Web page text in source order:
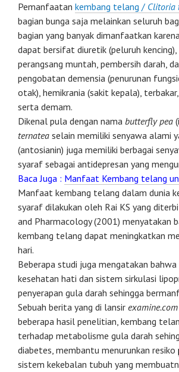
Pemanfaatan kembang telang / Clitoria
bagian bunga saja melainkan seluruh
bagian yang banyak dimanfaatkan
dapat bersifat diuretik (peluruh
perangsang muntah, pembersih darah,
pengobatan demensia (penurunan
otak), hemikrania (sakit kepala), terbakar,
serta demam.
Dikenal pula dengan nama butterfly pea
ternatea selain memiliki senyawa alami
(antosianin) juga memiliki berbagai
syaraf sebagai antidepresan yang
Baca Juga : Manfaat Kembang telang
Manfaat kembang telang dalam dunia
syaraf dilakukan oleh Rai KS yang
and Pharmacology (2001) menyatakan
kembang telang dapat meningkatkan
hari.
Beberapa studi juga mengatakan
kesehatan hati dan sistem sirkulasi
penyerapan gula darah sehingga
Sebuah berita yang di lansir examine.com
beberapa hasil penelitian, kembang
terhadap metabolisme gula darah
diabetes, membantu menurunkan resiko
sistem kekebalan tubuh yang